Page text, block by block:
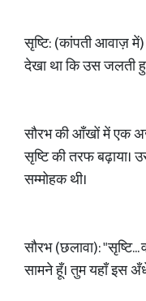
सृष्टि: (कांपती आवाज़ में)
देखा था कि उस जलती
सौरभ की आँखों में एक
सृष्टि की तरफ
सम्मोहक थी।
सौरभ (छलावा):
सामने हूँ। तुम यहाँ इस